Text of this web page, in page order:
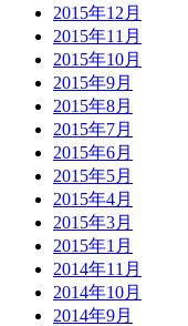
2015年12月
2015年11月
2015年10月
2015年9月
2015年8月
2015年7月
2015年6月
2015年5月
2015年4月
2015年3月
2015年1月
2014年11月
2014年10月
2014年9月